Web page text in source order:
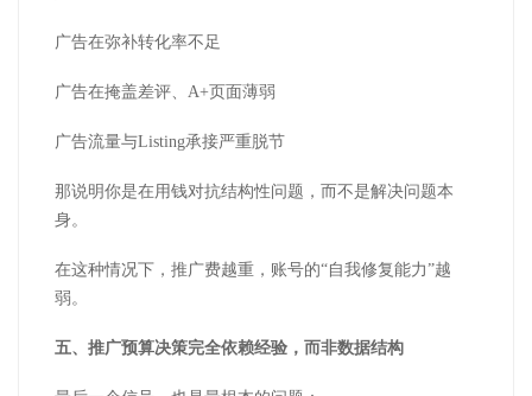
广告在弥补转化率不足
广告在掩盖差评、A+页面薄弱
广告流量与Listing承接严重脱节
那说明你是在用钱对抗结构性问题，而不是解决问题本
身。
在这种情况下，推广费越重，账号的“自我修复能力”越
弱。
五、推广预算决策完全依赖经验，而非数据结构